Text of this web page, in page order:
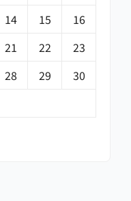
14 15
16
21 22
23
28 29
30